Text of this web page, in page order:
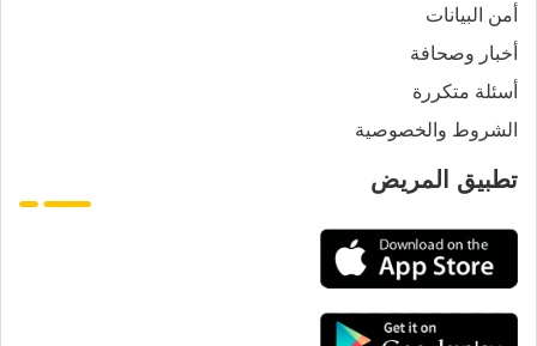
أمن البيانات
أخبار وصحافة
أسئلة متكررة
الشروط والخصوصية
تطبيق المريض